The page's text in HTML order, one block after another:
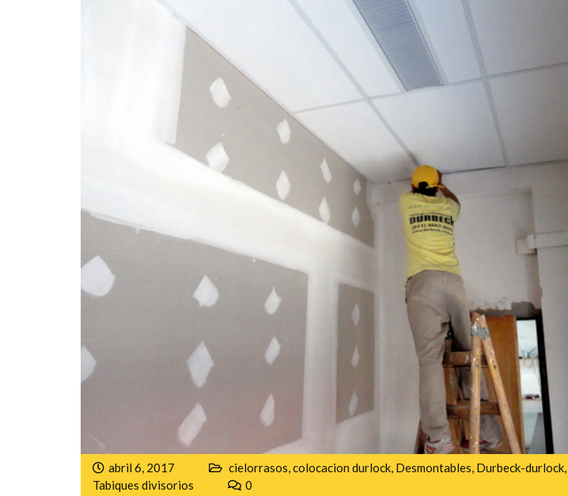
abril 6, 2017 cielorrasos,colocacion durlock, Desmontables, Durbeck-durlock,
Tabiques divisorios
0